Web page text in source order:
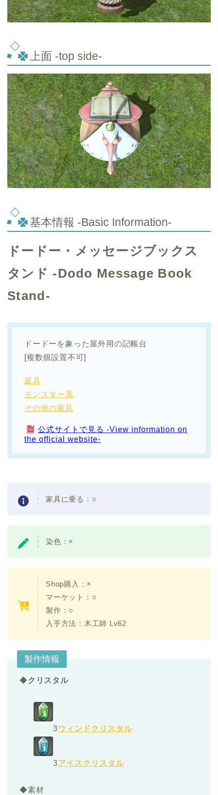
上面 -top side-
基本情報 -Basic Information-
ドードー・メッセージブックス
タンド -Dodo Message Book
Stand-
ドードーを象った屋外用の記帳台
[複数個設置不可]
庭具
モンスター系
その他の家具
公式サイトで見る -View information on
the official website-
家具に乗る：○
染色：×
Shop購入：×
マーケット：○
製作：○
入手方法：木工師 Lv62
製作情報
◆クリスタル
3ウィンドクリスタル
3アイスクリスタル
◆素材